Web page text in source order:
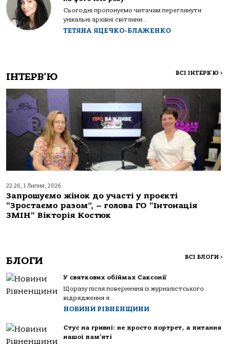
Сьогодні пропонуємо читачам переглянути
унікальні архівні світлини...
ТЕТЯНА ЯЦЕЧКО-БЛАЖЕНКО
ІНТЕРВ'Ю ВСІ ІНТЕРВ'Ю >
22:26, 1 Липня, 2026
Запрошуємо жінок до участі у проєкті
“Зростаємо разом”, – голова ГО “Інтонація
ЗМІН” Вікторія Костюк
БЛОГИ ВСІ БЛОГИ >
У святкових обіймах Саксонії
Щоразу після повернення із журналістського
відрядження я...
НОВИНИ РІВНЕНЩИНИ
Стус на гривні: не просто портрет, а питання
нашої пам’яті